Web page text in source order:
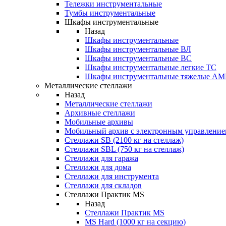
Тележки инструментальные
Тумбы инструментальные
Шкафы инструментальные
Назад
Шкафы инструментальные
Шкафы инструментальные ВЛ
Шкафы инструментальные ВС
Шкафы инструментальные легкие ТС
Шкафы инструментальные тяжелые
Металлические стеллажи
Назад
Металлические стеллажи
Архивные стеллажи
Мобильные архивы
Мобильный архив с электронным
Стеллажи SB (2100 кг на стеллаж)
Стеллажи SBL (750 кг на стеллаж)
Стеллажи для гаража
Стеллажи для дома
Стеллажи для инструмента
Стеллажи для складов
Стеллажи Практик MS
Назад
Стеллажи Практик MS
MS Hard (1000 кг на секцию)